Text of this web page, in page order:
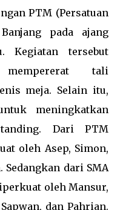
PTM (Persatuan
pada ajang
Kegiatan tersebut
tali
meja. Selain itu,
meningkatkan
Dari PTM
oleh Asep, Simon,
Sedangkan dari SMA
oleh Mansur,
dan Pahrian.